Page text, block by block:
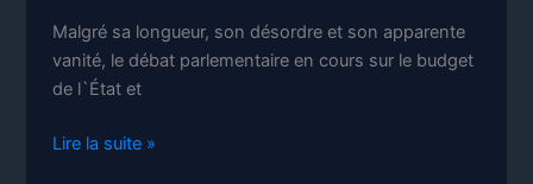
Malgré sa longueur, son désordre et son apparente
vanité, le débat parlementaire en cours sur le budget
de l`État et
Le
Lire la suite »